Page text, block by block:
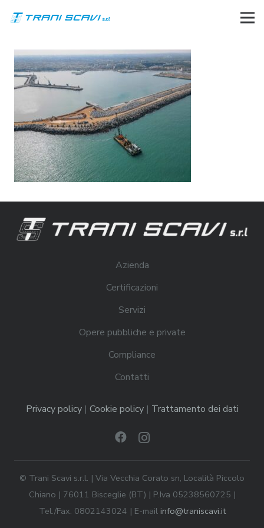
Azienda
Certificazioni
Servizi
Opere pubbliche e private
Compliance
Contatti
Privacy policy| Cookie policy| Trattamento dei dati
© Trani Scavi s.r.l. | Via Vecchia Corato sn, Località Piccolo
Chiano | 76011 Bisceglie (BT) | P.Iva 05238560725 |
Tel./Fax. 0802143024 | E-mail info@traniscavi.it